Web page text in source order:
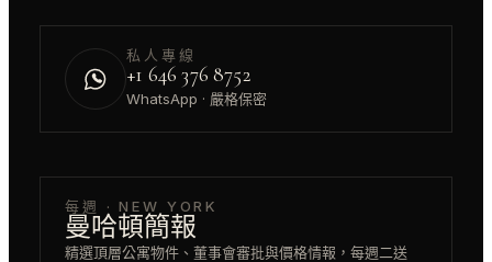
私人專線
+1 646 376 8752
WhatsApp · 嚴格保密
每週 · NEW YORK
曼哈頓簡報
精選頂層公寓物件、董事會審批與價格情報，每週二送